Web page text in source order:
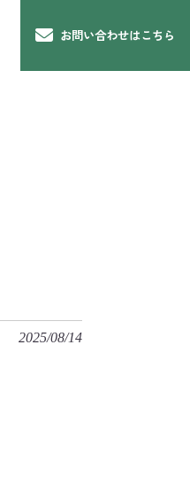
お問い合わせはこちら
2025/08/14